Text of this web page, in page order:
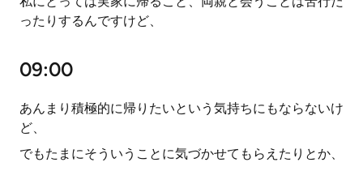
ったりするんですけど、
09:00
あんまり積極的に帰りたいという気持ちにもならないけ
ど、
でもたまにそういうことに気づかせてもらえたりとか、